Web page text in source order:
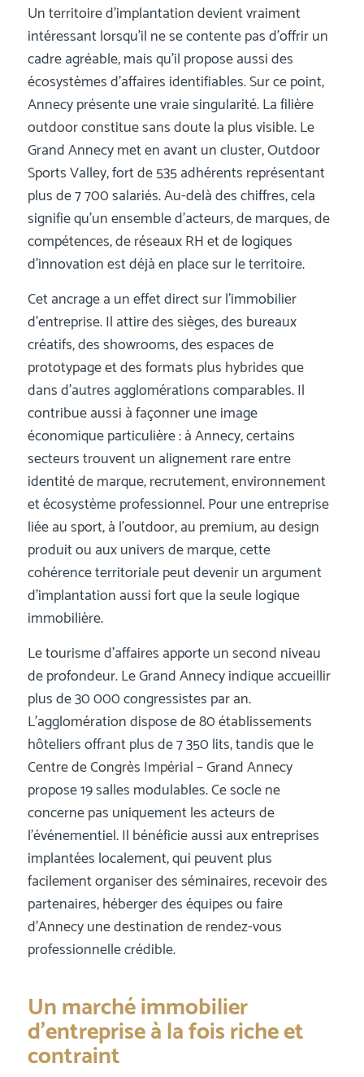
Un territoire d’implantation devient vraiment
intéressant lorsqu’il ne se contente pas d’offrir un
cadre agréable, mais qu’il propose aussi des
écosystèmes d’affaires identifiables. Sur ce point,
Annecy présente une vraie singularité. La filière
outdoor constitue sans doute la plus visible. Le
Grand Annecy met en avant un cluster, Outdoor
Sports Valley, fort de 535 adhérents représentant
plus de 7 700 salariés. Au-delà des chiffres, cela
signifie qu’un ensemble d’acteurs, de marques, de
compétences, de réseaux RH et de logiques
d’innovation est déjà en place sur le territoire.
Cet ancrage a un effet direct sur l’immobilier
d’entreprise. Il attire des sièges, des bureaux
créatifs, des showrooms, des espaces de
prototypage et des formats plus hybrides que
dans d’autres agglomérations comparables. Il
contribue aussi à façonner une image
économique particulière : à Annecy, certains
secteurs trouvent un alignement rare entre
identité de marque, recrutement, environnement
et écosystème professionnel. Pour une entreprise
liée au sport, à l’outdoor, au premium, au design
produit ou aux univers de marque, cette
cohérence territoriale peut devenir un argument
d’implantation aussi fort que la seule logique
immobilière.
Le tourisme d’affaires apporte un second niveau
de profondeur. Le Grand Annecy indique accueillir
plus de 30 000 congressistes par an.
L’agglomération dispose de 80 établissements
hôteliers offrant plus de 7 350 lits, tandis que le
Centre de Congrès Impérial – Grand Annecy
propose 19 salles modulables. Ce socle ne
concerne pas uniquement les acteurs de
l’événementiel. Il bénéficie aussi aux entreprises
implantées localement, qui peuvent plus
facilement organiser des séminaires, recevoir des
partenaires, héberger des équipes ou faire
d’Annecy une destination de rendez-vous
professionnelle crédible.
Un marché immobilier
d’entreprise à la fois riche et
contraint